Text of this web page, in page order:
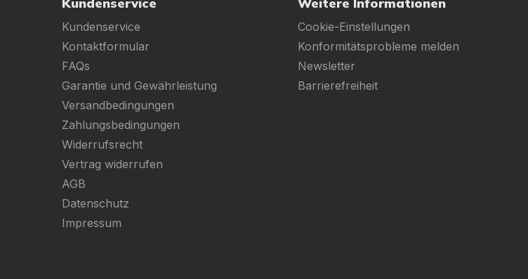
Kundenservice
Kontaktformular
FAQs
Garantie und Gewährleistung
Versandbedingungen
Zahlungsbedingungen
Widerrufsrecht
Vertrag widerrufen
AGB
Datenschutz
Impressum
Cookie-Einstellungen
Konformitätsprobleme melden
Newsletter
Barrierefreiheit